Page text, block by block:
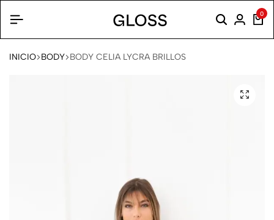
0
INICIO BODY BODY CELIA LYCRA BRILLOS